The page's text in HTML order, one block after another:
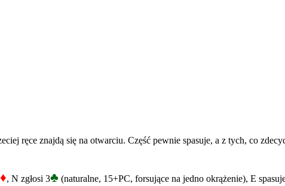
ręce znajdą się na otwarciu. Część pewnie spasuje, a z tych, co
♦, N zgłosi 3♣ (naturalne, 15+PC, forsujące na jedno okrążenie), E